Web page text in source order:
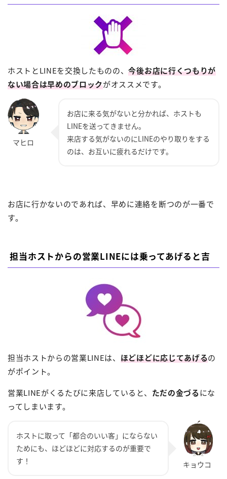
ホストとLINEを交換したものの、今後お店に行くつもりが
ない場合は早めのブロックがオススメです。
お店に来る気がないと分かれば、ホストも
LINEを送ってきません。
来店する気がないのにLINEのやり取りをする
のは、お互いに疲れるだけです。
お店に行かないのであれば、早めに連絡を断つのが一番で
す。
担当ホストからの営業LINEには乗ってあげると吉
担当ホストからの営業LINEは、 ほどほどに応じてあげるの
がポイント。
営業LINEがくるたびに来店していると、 ただの金づるにな
ってしまいます。
ホストに取って「都合のいい客」にならない
ためにも、ほどほどに対応するのが重要で
す！